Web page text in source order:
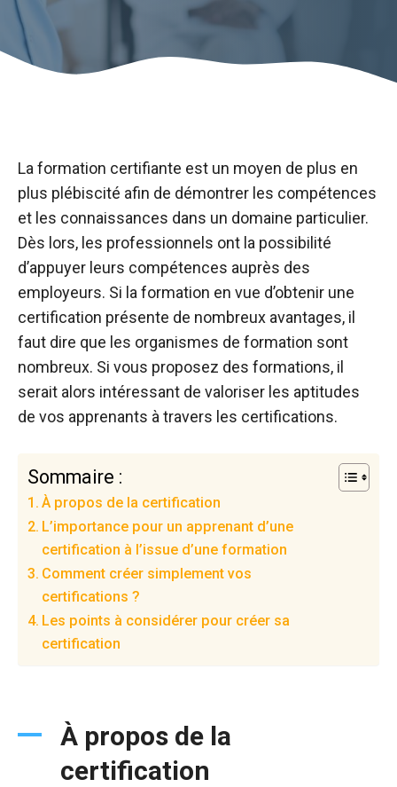
La formation certifiante est un moyen de plus en
plus plébiscité afin de démontrer les compétences
et les connaissances dans un domaine particulier.
Dès lors, les professionnels ont la possibilité
d’appuyer leurs compétences auprès des
employeurs. Si la formation en vue d’obtenir une
certification présente de nombreux avantages, il
faut dire que les organismes de formation sont
nombreux. Si vous proposez des formations, il
serait alors intéressant de valoriser les aptitudes
de vos apprenants à travers les certifications.
Sommaire :
À propos de la certification
L’importance pour un apprenant d’une
certification à l’issue d’une formation
Comment créer simplement vos
certifications ?
Les points à considérer pour créer sa
certification
À propos de la
certification